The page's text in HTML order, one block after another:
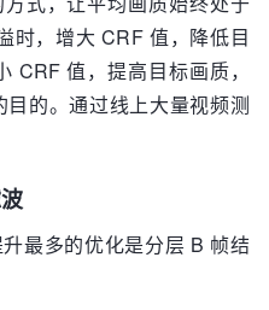
时，增大 CRF 值，降低目
CRF 值，提高目标画质，
的。通过线上大量视频测
最多的优化是分层 B 帧结